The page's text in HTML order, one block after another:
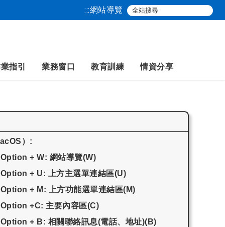
:::網站導覽
指引 業務窗口 教育訓練 情資分享
）:
+ W: 網站導覽(W)
+ U: 上方主選單連結區(U)
+ M: 上方功能選單連結區(M)
+C: 主要內容區(C)
+ B: 相關聯絡訊息(電話、地址)(B)